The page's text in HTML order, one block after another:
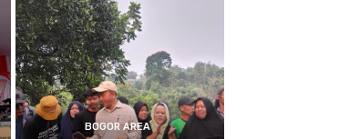
BOGOR AREA